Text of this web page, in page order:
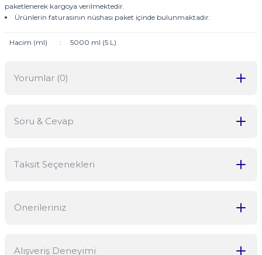
paketlenerek kargoya verilmektedir.
Ürünlerin faturasının nüshası paket içinde bulunmaktadır.
Hacim (ml) : 5000 ml (5 L)
Yorumlar (0)
Soru & Cevap
Taksit Seçenekleri
Önerileriniz
konularda yetersiz gördüğünüz noktaları öneri formunu kullanarak
Alışveriş Deneyimi